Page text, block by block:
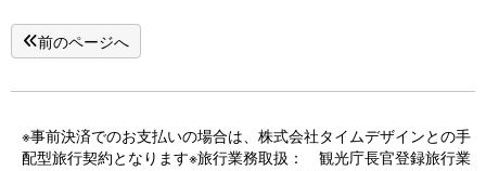
前のページへ
※事前決済でのお支払いの場合は、株式会社タイムデザインとの手
配型旅行契約となります※旅行業務取扱： 観光庁長官登録旅行業